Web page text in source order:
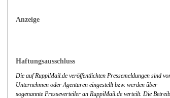
Anzeige
Haftungsausschluss
Die auf RuppiMail.de veröffentlichten Pressemeldungen sind
Unternehmen oder Agenturen eingestellt bzw. werden über
sogenannte Presseverteiler an RuppiMail.de verteilt. Die